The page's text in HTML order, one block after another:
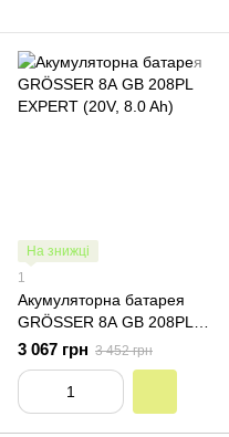
На знижці
1
Акумуляторна батарея
GRÖSSER 8А GB 208PL
EXPERT (20V, 8.0 Ah)
3 067 грн 3 452 грн